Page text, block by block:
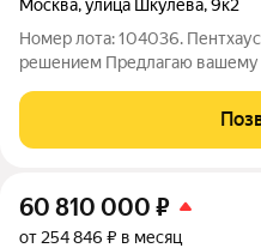
Москва,улица Шкулёва,9к2
Номер лота: 104036.
решением Предлагаю вашему
подчеркнуты каждой
кто не приемлет
60 810 000 ₽
от 254 846 ₽ в месяц